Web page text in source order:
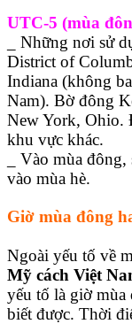
UTC-5 (mùa
_ Những nơi sử
District of
Indiana (không
Nam). Bờ đông
New York, Ohio.
khu vực khác.
_ Vào mùa
vào mùa hè.
Giờ mùa đông
Ngoài yếu tố về
Mỹ cách Việt
yếu tố là giờ mùa
biết được. Thời